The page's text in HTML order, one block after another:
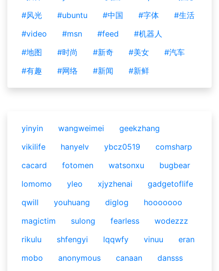
#风光
#ubuntu #中国 #字体
#生活
#video
#msn #feed
#机器人
#地图
#时尚 #新奇 #美女
#汽车
#有趣
#网络 #新闻 #新鲜
yinyin wangweimei
geekzhang
vikilife
hanyelv ybcz0519
comsharp
cacard
fotomen watsonxu
bugbear
lomomo
yleo xjyzhenai
gadgetoflife
qwill
youhuang diglog
hooooooo
magictim
sulong fearless
wodezzz
rikulu
shfengyi lqqwfy vinuu
eran
mobo
anonymous canaan
dansss